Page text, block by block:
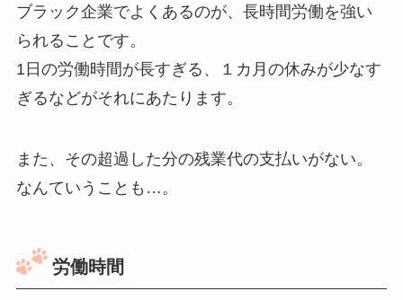
ブラック企業でよくあるのが、長時間労働を強い
られることです。
1日の労働時間が長すぎる、１カ月の休みが少なす
ぎるなどがそれにあたります。
また、その超過した分の残業代の支払いがない。
なんていうことも…。
労働時間